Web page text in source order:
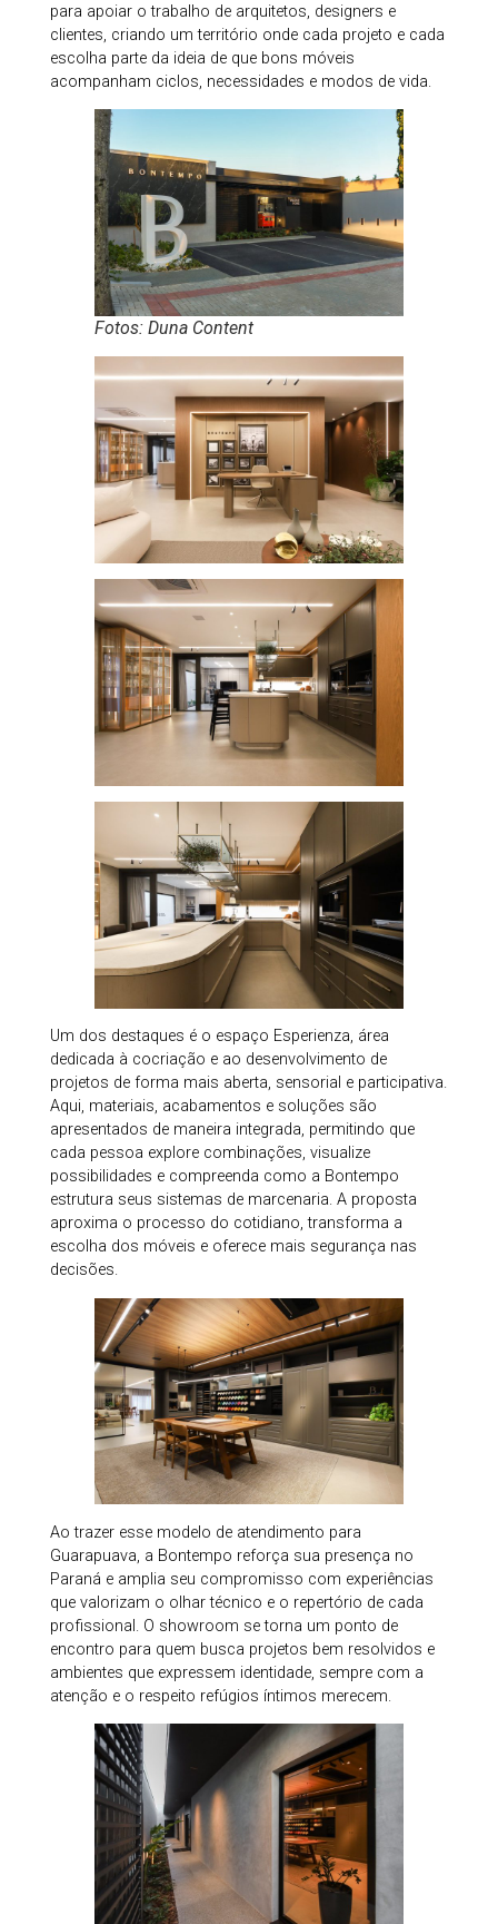
para apoiar o trabalho de arquitetos, designers e
clientes, criando um território onde cada projeto e cada
escolha parte da ideia de que bons móveis
acompanham ciclos, necessidades e modos de vida.
Fotos: Duna Content
Um dos destaques é o espaço Esperienza, área
dedicada à cocriação e ao desenvolvimento de
projetos de forma mais aberta, sensorial e participativa.
Aqui, materiais, acabamentos e soluções são
apresentados de maneira integrada, permitindo que
cada pessoa explore combinações, visualize
possibilidades e compreenda como a Bontempo
estrutura seus sistemas de marcenaria. A proposta
aproxima o processo do cotidiano, transforma a
escolha dos móveis e oferece mais segurança nas
decisões.
Ao trazer esse modelo de atendimento para
Guarapuava, a Bontempo reforça sua presença no
Paraná e amplia seu compromisso com experiências
que valorizam o olhar técnico e o repertório de cada
profissional. O showroom se torna um ponto de
encontro para quem busca projetos bem resolvidos e
ambientes que expressem identidade, sempre com a
atenção e o respeito refúgios íntimos merecem.